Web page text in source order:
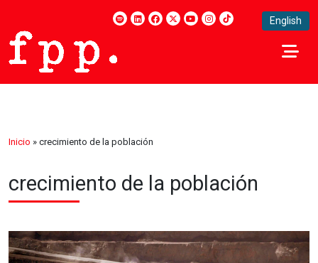
English
Inicio » crecimiento de la población
crecimiento de la población